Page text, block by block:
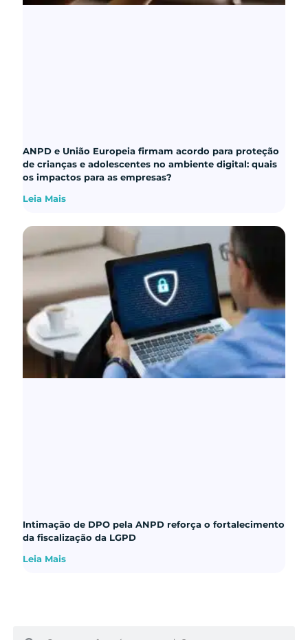
ANPD e União Europeia firmam acordo para proteção
de crianças e adolescentes no ambiente digital: quais
os impactos para as empresas?
Leia Mais
Intimação de DPO pela ANPD reforça o fortalecimento
da fiscalização da LGPD
Leia Mais